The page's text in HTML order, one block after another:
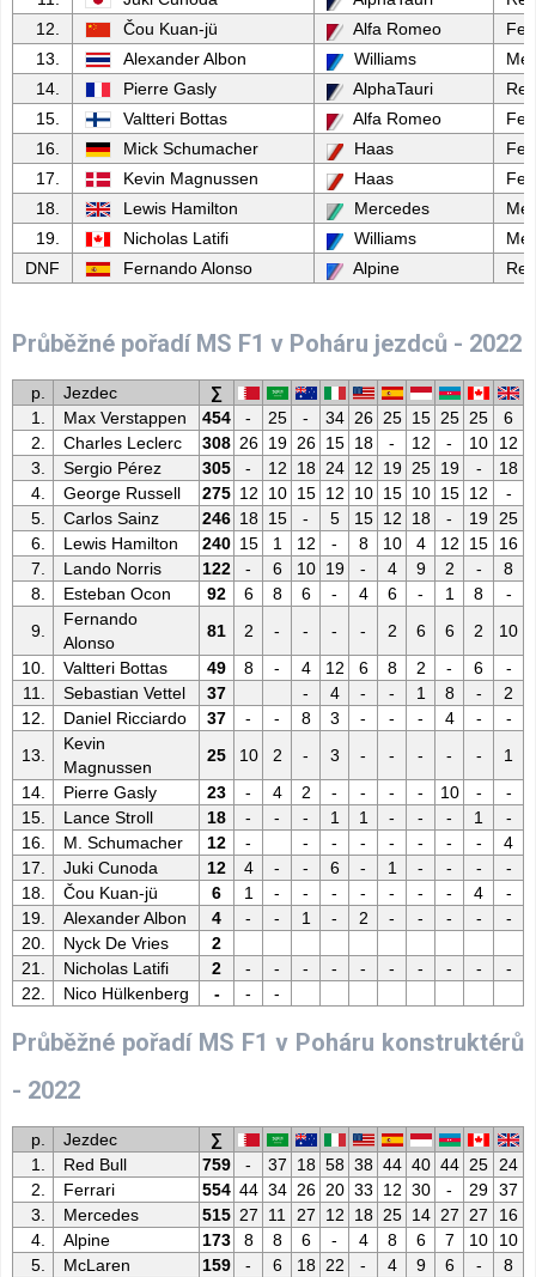
12.
Čou Kuan-jü Alfa Romeo
13.
Alexander Albon Williams
14.
Pierre Gasly AlphaTauri
15.
Valtteri Bottas Alfa Romeo
16.
Mick Schumacher Haas
17.
Kevin Magnussen Haas
18.
Lewis Hamilton Mercedes
19.
Nicholas Latifi Williams
DNF
Fernando Alonso Alpine
Průběžné pořadí MS F1 v Poháru jezdců - 2022
p. Jezdec
∑
1.
Max Verstappen 454 - 25 - 34 26 25 15 25 25 6
2.
Charles Leclerc 308 26 19 26 15 18 - 12 - 10 12
3.
Sergio Pérez 305 - 12 18 24 12 19 25 19 - 18
4.
George Russell 275 12 10 15 12 10 15 10 15 12 -
5.
Carlos Sainz 246 18 15 - 5 15 12 18 - 19 25
6.
Lewis Hamilton 240 15 1 12 - 8 10 4 12 15 16
7.
Lando Norris 122 - 6 10 19 - 4 9 2 - 8
8.
Esteban Ocon 92 6 8 6 - 4 6 - 1 8 -
9.
Fernando
Alonso
81 2 - - - - 2 6 6 2 10
10.
Valtteri Bottas 49 8 - 4 12 6 8 2 - 6 -
11.
Sebastian Vettel 37 - 4 - - 1 8 - 2
12.
Daniel Ricciardo 37 - - 8 3 - - - 4 - -
13.
Kevin
Magnussen
25 10 2 - 3 - - - - - 1
14.
Pierre Gasly 23 - 4 2 - - - - 10 - -
15.
Lance Stroll 18 - - - 1 1 - - - 1 -
16.
M. Schumacher 12 - - - - - - - - 4
17.
Juki Cunoda 12 4 - - 6 - 1 - - - -
18.
Čou Kuan-jü 6 1 - - - - - - - 4 -
19.
Alexander Albon 4 - - 1 - 2 - - - - -
20.
Nyck De Vries
2
21.
Nicholas Latifi 2 - - - - - - - - - -
22.
Nico Hülkenberg - - -
Průběžné pořadí MS F1 v Poháru konstruktérů
- 2022
p. Jezdec
∑
1.
Red Bull 759 - 37 18 58 38 44 40 44 25 24
2.
Ferrari 554 44 34 26 20 33 12 30 - 29 37
3.
Mercedes 515 27 11 27 12 18 25 14 27 27 16
4.
Alpine 173 8 8 6 - 4 8 6 7 10 10
5.
McLaren 159 - 6 18 22 - 4 9 6 - 8